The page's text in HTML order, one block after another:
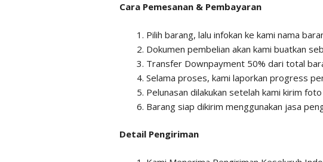
Cara Pemesanan & Pembayaran
Pilih barang, lalu infokan ke kami nama
Dokumen pembelian akan kami buatkan
Transfer Downpayment 50% dari total
Selama proses, kami laporkan progress
Pelunasan dilakukan setelah kami kirim
Barang siap dikirim menggunakan jasa
Detail Pengiriman